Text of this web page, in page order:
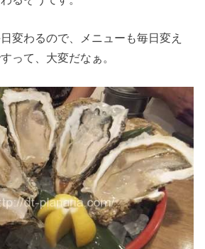
変わるので、メニューも毎日変え
って、大変だなぁ。